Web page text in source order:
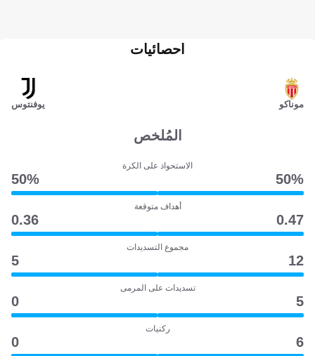
موناكو
احصائيات
يوفنتوس
المُلخص
الاستحواذ على الكرة
50‎%‎
50‎%‎
أهداف متوقعة
0.47
0.36
مجموع التسديدات
12
5
تسديدات على المرمى
5
0
ركنيات
6
0